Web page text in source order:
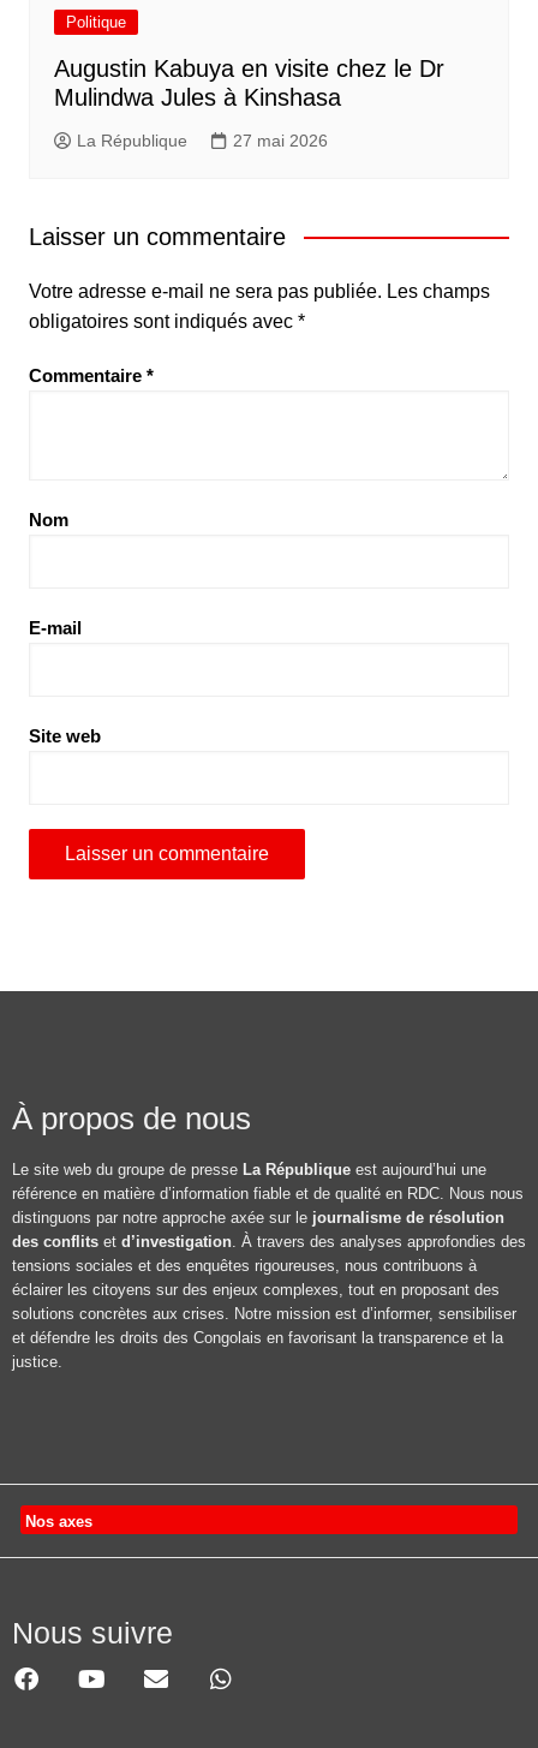
Politique
Augustin Kabuya en visite chez le Dr
Mulindwa Jules à Kinshasa
La République 27 mai 2026
Laisser un commentaire
Votre adresse e-mail ne sera pas publiée. Les champs
obligatoires sont indiqués avec *
Commentaire *
Nom
E-mail
Site web
À propos de nous
Le site web du groupe de presse La République est aujourd’hui une
référence en matière d’information fiable et de qualité en RDC. Nous nous
distinguons par notre approche axée sur le journalisme de résolution
des conflits et d’investigation. À travers des analyses approfondies des
tensions sociales et des enquêtes rigoureuses, nous contribuons à
éclairer les citoyens sur des enjeux complexes, tout en proposant des
solutions concrètes aux crises. Notre mission est d’informer, sensibiliser
et défendre les droits des Congolais en favorisant la transparence et la
justice.
Nos axes
Nous suivre